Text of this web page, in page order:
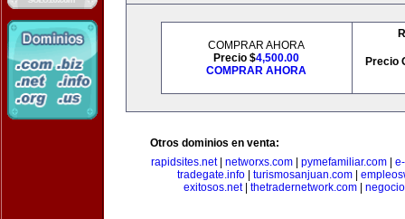
COMPRAR AHORA
Precio $4,500.00
COMPRAR AHORA
Precio
Otros dominios en venta:
rapidsites.net| networxs.com| pymefamiliar.com|
tradegate.info| turismosanjuan.com|
exitosos.net| thetradernetwork.com|